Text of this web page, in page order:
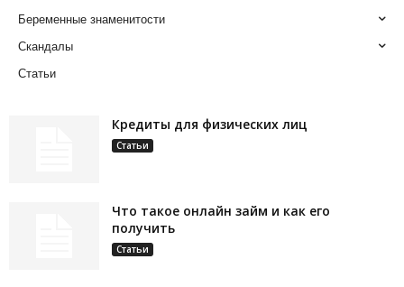
Беременные знаменитости
Скандалы
Статьи
Кредиты для физических лиц
Статьи
Что такое онлайн займ и как его
получить
Статьи